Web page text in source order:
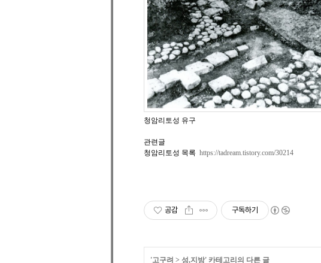
청암리토성 유구
관련글
청암리토성 목록 https://tadream.tistory.com/30214
공감 구독하기
'고구려 > 성,지방' 카테고리의 다른 글